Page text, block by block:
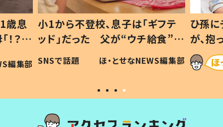
歳息
？」
編集部
小1から不登校、息子は「ギフテ
ッド」だった 父が“ウチ給食”を
作り続ける理由とは #令和の親
#令和の子
SNSで話題 ほ・とせなNEWS編集部
ひ孫
が、
「涙が
い」